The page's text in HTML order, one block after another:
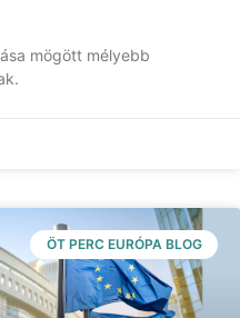
mögött mélyebb
ÖT PERC EURÓPA BLOG